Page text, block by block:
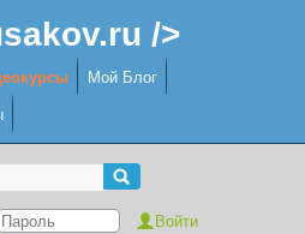
/>
Мой Блог